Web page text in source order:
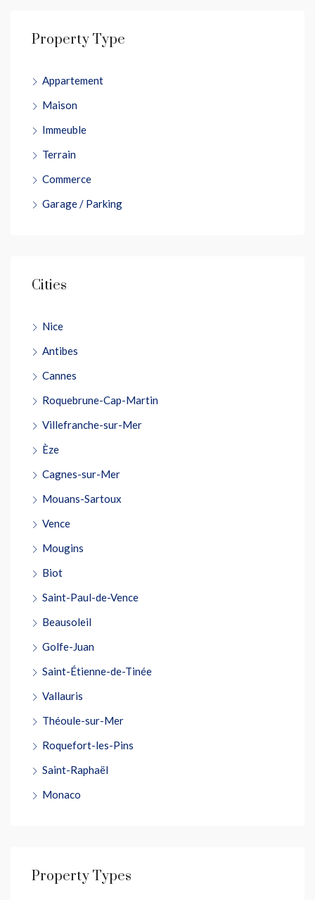
Property Type
Appartement
Maison
Immeuble
Terrain
Commerce
Garage / Parking
Cities
Nice
Antibes
Cannes
Roquebrune-Cap-Martin
Villefranche-sur-Mer
Èze
Cagnes-sur-Mer
Mouans-Sartoux
Vence
Mougins
Biot
Saint-Paul-de-Vence
Beausoleil
Golfe-Juan
Saint-Étienne-de-Tinée
Vallauris
Théoule-sur-Mer
Roquefort-les-Pins
Saint-Raphaël
Monaco
Property Types